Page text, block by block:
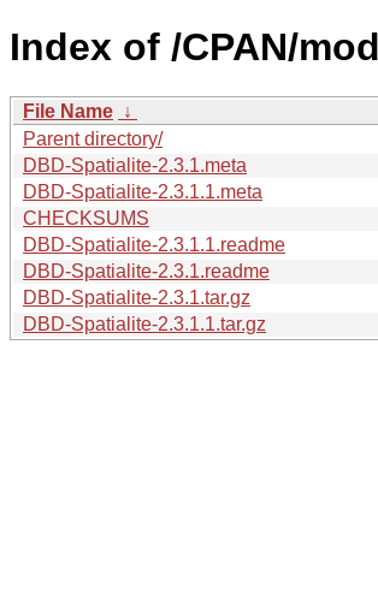
Index of /CPAN/
File Name ↓
Parent directory/
DBD-Spatialite-2.3.1.meta
DBD-Spatialite-2.3.1.1.meta
CHECKSUMS
DBD-Spatialite-2.3.1.1.readme
DBD-Spatialite-2.3.1.readme
DBD-Spatialite-2.3.1.tar.gz
DBD-Spatialite-2.3.1.1.tar.gz